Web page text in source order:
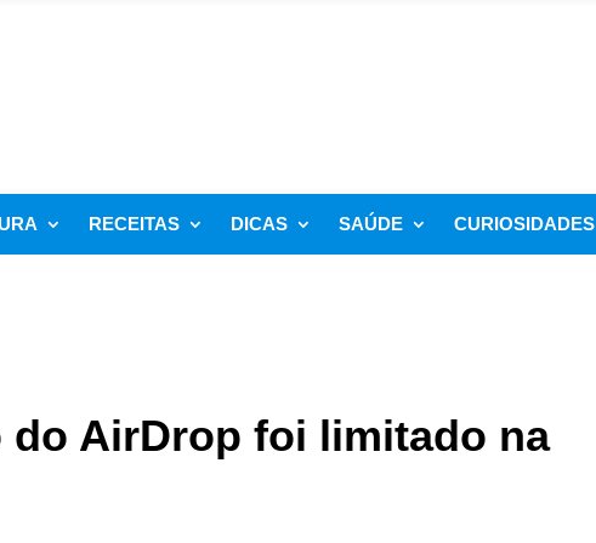
RECEITAS DICAS SAÚDE CURIOSIDADES
AirDrop foi limitado na